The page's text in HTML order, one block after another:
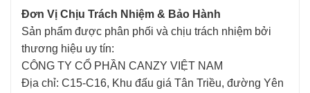
Đơn Vị Chịu Trách Nhiệm & Bảo Hành
Sản phẩm được phân phối và chịu trách nhiệm bởi
thương hiệu uy tín:
CÔNG TY CỔ PHẦN CANZY VIỆT NAM
Địa chỉ: C15-C16, Khu đấu giá Tân Triều, đường Yên